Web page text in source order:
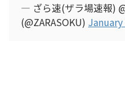
— ざら速(ザラ場速報)
(@ZARASOKU)